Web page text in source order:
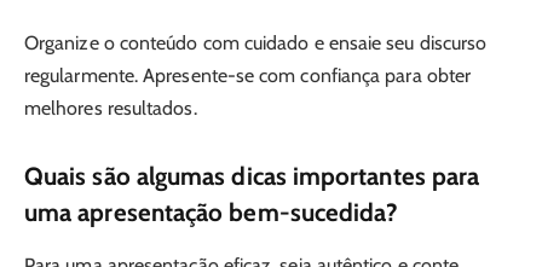
Organize o conteúdo com cuidado e ensaie seu discurso
regularmente. Apresente-se com confiança para obter
melhores resultados.
Quais são algumas dicas importantes para
uma apresentação bem-sucedida?